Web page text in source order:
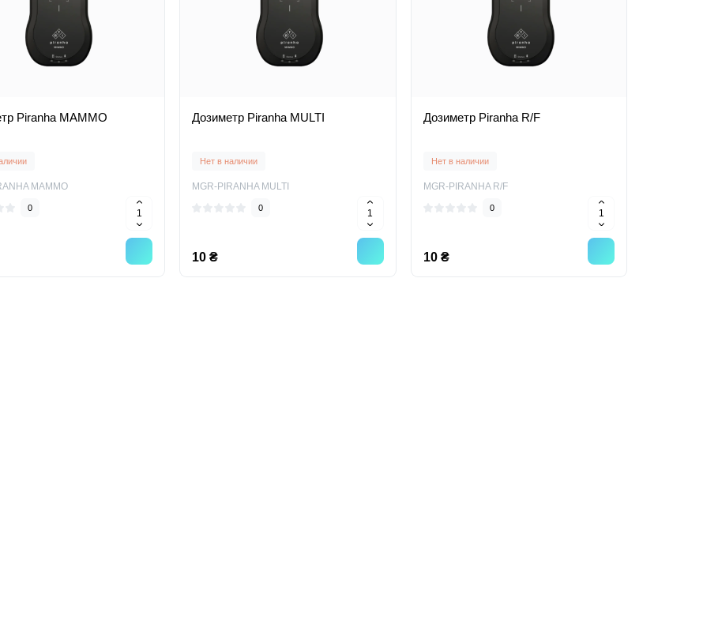
Piranha MAMMO
MAMMO
0
Дозиметр Piranha MULTI
Нет в наличии
MGR-PIRANHA MULTI
0
10 ₴
Дозиметр Piranha R/F
Нет в наличии
MGR-PIRANHA R/F
0
10 ₴